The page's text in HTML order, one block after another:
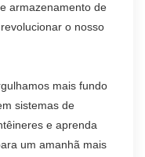
armazenamento de
o nosso
mais fundo
sistemas de
e aprenda
um amanhã mais